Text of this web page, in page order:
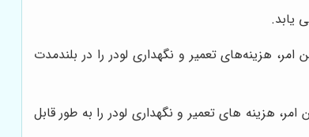
یابد.
هزینه‌های تعمیر و نگهداری لودر را در بلندمدت
هزینه های تعمیر و نگهداری لودر را به طور قابل